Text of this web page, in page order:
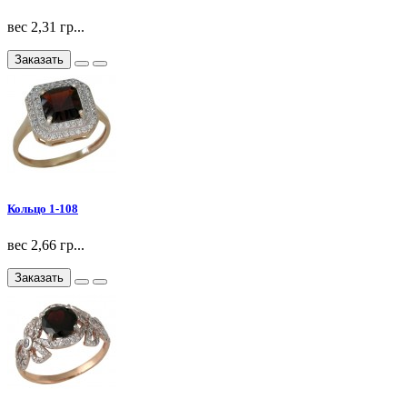
вес 2,31 гр...
Заказать
Кольцо 1-108
вес 2,66 гр...
Заказать